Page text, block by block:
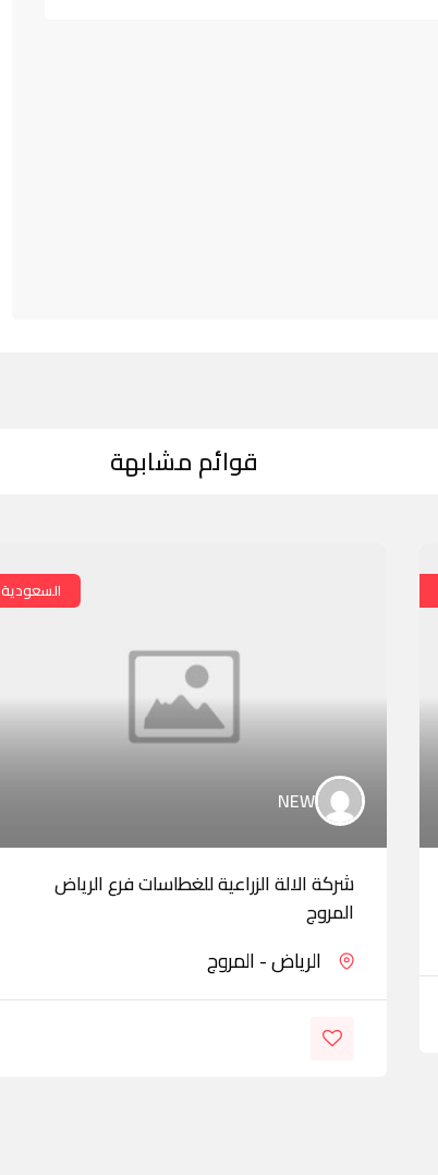
قوائم مشابهة
السعودية
NEW
شركة الالة الزراعية للغطاسات فرع الرياض
المروج
الرياض - المروج